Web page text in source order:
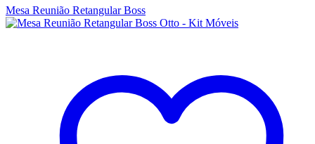
Mesa Reunião Retangular Boss